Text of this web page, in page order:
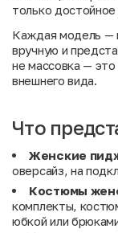
только
Каждая модель —
вручную и
не массовка —
внешнего вида.
Что
Женские
оверсайз, на
Костюмы
комплекты,
юбкой или